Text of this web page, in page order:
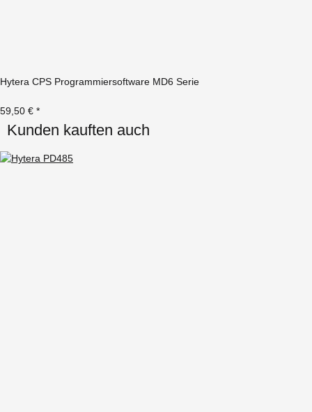
Hytera CPS Programmiersoftware MD6 Serie
59,50 € *
Kunden kauften auch